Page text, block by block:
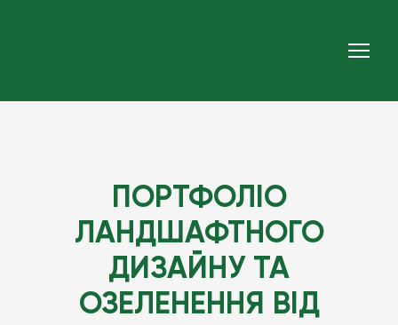
ПОРТФОЛІО
ЛАНДШАФТНОГО
ДИЗАЙНУ ТА
ОЗЕЛЕНЕННЯ ВІД